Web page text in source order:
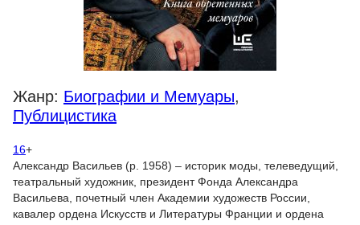
Жанр: Биографии и Мемуары,
Публицистика
16+
Александр Васильев (р. 1958) – историк моды, телеведущий,
театральный художник, президент Фонда Александра
Васильева, почетный член Академии художеств России,
кавалер ордена Искусств и Литературы Франции и ордена